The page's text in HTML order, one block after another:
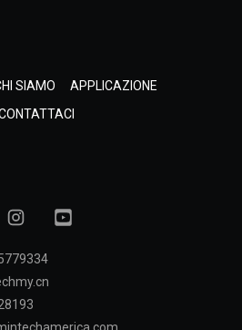
SIAMO
APPLICAZIONE